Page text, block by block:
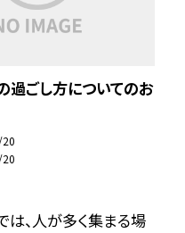
過ごし方についてのお
、人が多く集まる場